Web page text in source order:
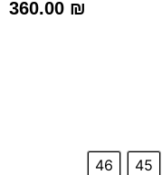
360.00 ₪
45
46